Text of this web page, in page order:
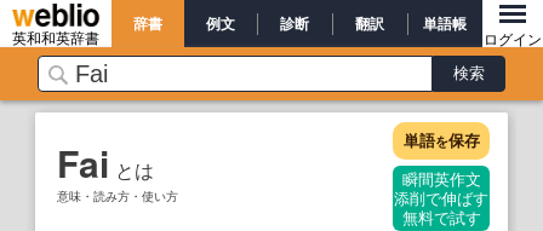
英和和英辞書
辞書 例文 診断 翻訳 単語帳
ログイン
Fai とは
意味・読み方・使い方
単語を保存
瞬間英作文
添削で伸ばす
無料で試す